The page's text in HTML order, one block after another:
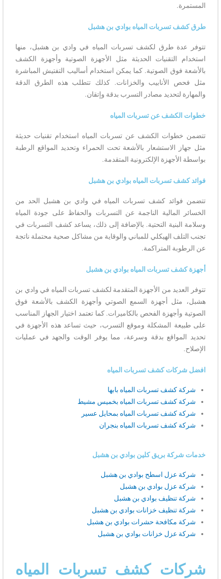
المستمرة.
طرق كشف تسربات المياه بوادي بن هشبل
تتوفر عدة طرق لكشف تسربات المياه في وادي بن هشبل، منها
استخدام التقنيات الحديثة مثل الأجهزة الصوتية وأجهزة الكشف
بالأشعة فوق الصوتية. كما يمكن استخدام أساليب التفتيش المباشرة
مثل فحص الأنابيب والخزانات. كذلك تتطلب هذه الطرق الدقة
والمهارة لتحديد مصادر التسرب بدقة وإتقان.
خطوات الكشف عن تسربات المياه
تتضمن خطوات الكشف عن تسربات المياه استخدام تقنيات حديثة
مثل جهاز الاستشعار بالأشعة تحت الحمراء وتحديد المواقع الرطبة
بواسطة الأجهزة الإلكترونية المتقدمة.
فوائد كشف تسربات المياه بوادي بن هشبل
تتضمن فوائد كشف تسربات المياه في وادي بن هشبل الحد من
الخسائر المالية الناجمة عن التسربات والحفاظ على جودة المياه
وسلامة البنية التحتية. بالإضافة إلى ذلك، يساعد كشف التسربات في
تجنب التلف الهيكلي للمباني والوقاية من مشاكل صحية محتملة ناتجة
عن الرطوبة المتراكمة.
أجهزة كشف تسربات المياه بوادي بن هشبل
تتوفر العديد من الأجهزة المتقدمة لكشف تسربات المياه في وادي بن
هشبل، مثل أجهزة السمع الصوتي وأجهزة الكشف بالأشعة فوق
الصوتية وأجهزة الفحص بالكاميرات. كما تعتمد اختيار الجهاز المناسب
على طبيعة المشكلة وموقع التسرب، حيث تساعد هذه الأجهزة في
تحديد المواقع بدقة وسرعة، مما يوفر الوقت والجهد في عمليات
الإصلاح.
افضل شركات كشف تسربات المياه
شركة كشف تسربات المياه بابها
شركة كشف تسربات المياه بخميس مشيط
شركة كشف تسربات المياه بمحايل عسير
شركة كشف تسربات المياه بنجران
خدمات شركة بريق كلين بوادي بن هشبل
شركة عزل اسطح بوادي بن هشبل
شركة عزل بوادي بن هشبل
شركة تنظيف بوادي بن هشبل
شركة تنظيف خزانات بوادي بن هشبل
شركة مكافحة حشرات بوادي بن هشبل
شركة عزل خزانات بوادي بن هشبل
شركات كشف تسربات المياه